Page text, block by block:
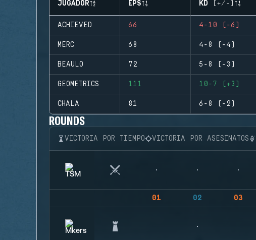
JUGADOR EPS KD (+/-)
ACHIEVED 66 4-10 (-6)
MERC 68 4-8 (-4)
BEAULO 72 5-8 (-3)
GEOMETRICS 111 10-7 (+3)
CHALA 81 6-8 (-2)
ROUNDS
VICTORIA POR TIEMPO VICTORIA POR ASESINATOS
01 02 03